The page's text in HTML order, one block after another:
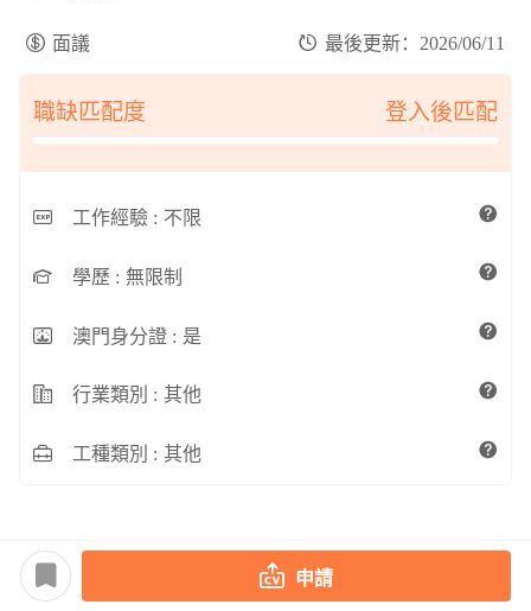
面議 最後更新：2026/06/11
職缺匹配度 登入後匹配
工作經驗 : 不限
學歷 : 無限制
澳門身分證 : 是
行業類別 : 其他
工種類別 : 其他
申請